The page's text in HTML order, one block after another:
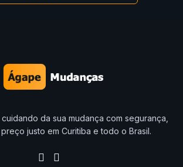
da sua mudança com segurança,
justo em Curitiba e todo o Brasil.